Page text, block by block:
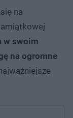
na
w swoim
na ogromne